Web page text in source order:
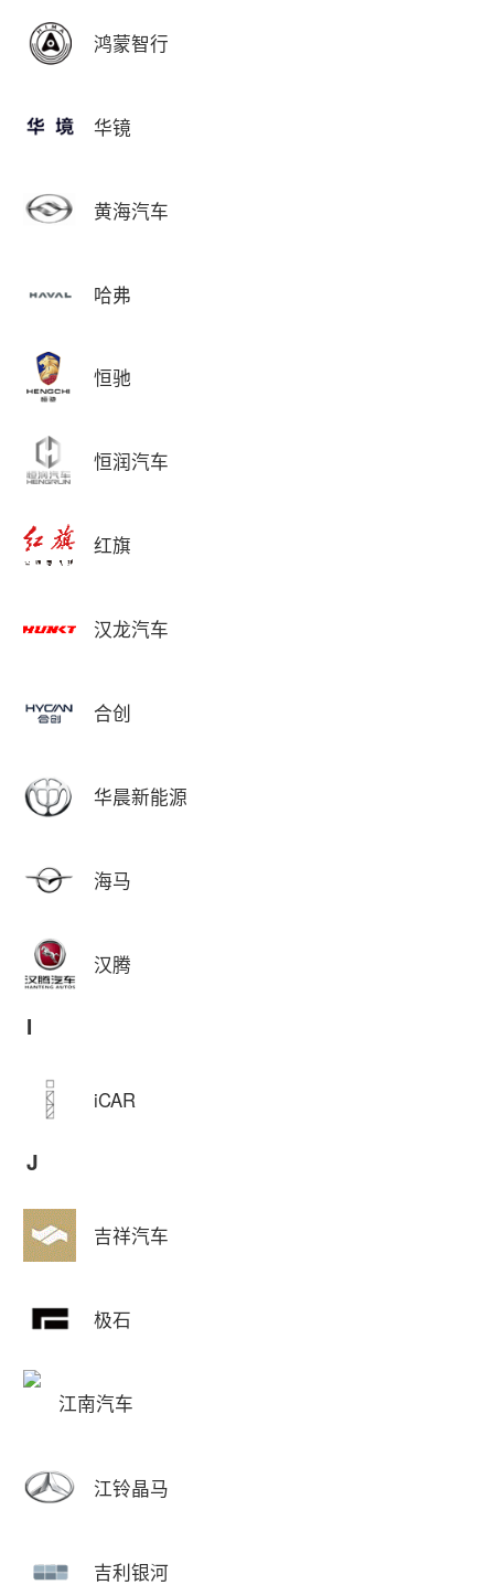
鸿蒙智行
华镜
黄海汽车
哈弗
恒驰
恒润汽车
红旗
汉龙汽车
合创
华晨新能源
海马
汉腾
I
iCAR
J
吉祥汽车
极石
江南汽车
江铃晶马
吉利银河